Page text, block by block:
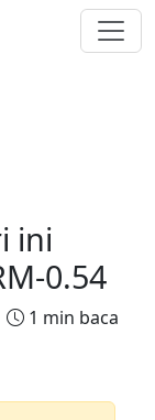
ini
0.54
1 min baca